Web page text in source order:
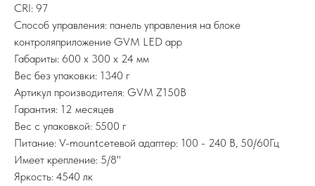
CRI: 97
Способ управления: панель управления на блоке
контроляприложение GVM LED app
Габариты: 600 x 300 x 24 мм
Вес без упаковки: 1340 г
Артикул производителя: GVM Z150B
Гарантия: 12 месяцев
Вес с упаковкой: 5500 г
Питание: V-mountсетевой адаптер: 100 - 240 В, 50/60Гц
Имеет крепление: 5/8"
Яркость: 4540 лк